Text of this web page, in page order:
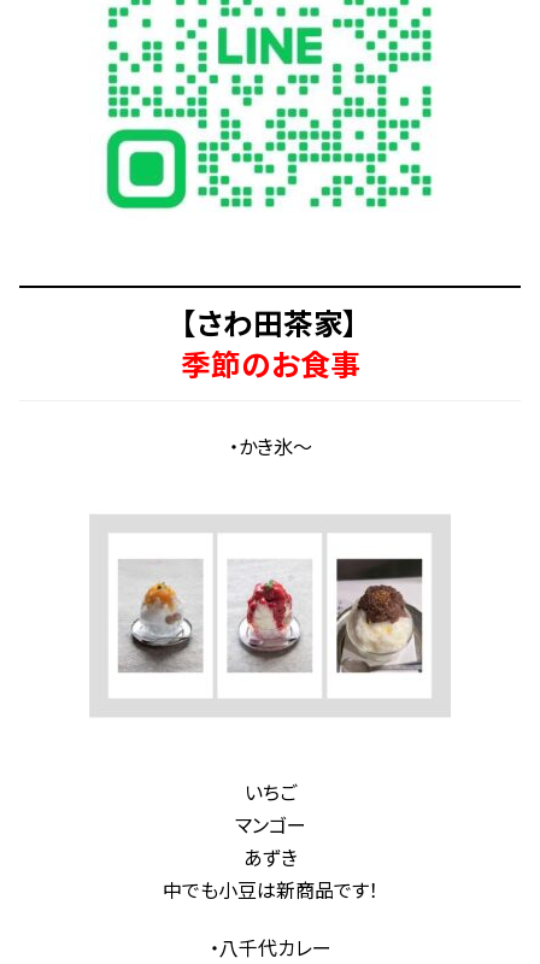
【さわ田茶家】
季節のお食事
・かき氷～
いちご
マンゴー
あずき
中でも小豆は新商品です！
・八千代カレー